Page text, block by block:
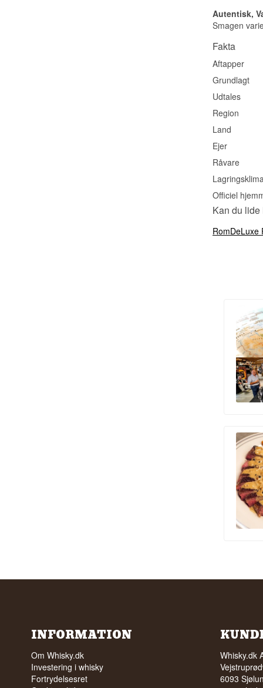
Autentisk,
Smagen
Fakta
Aftapper
Grundlagt
Udtales
Region
Land
Ejer
Råvare
Lagringsklima
Officiel
Kan du
RomDeLuxe
INFORMATION
Om Whisky.dk
Investering i whisky
Fortrydelsesret
Whisky.dk
6093